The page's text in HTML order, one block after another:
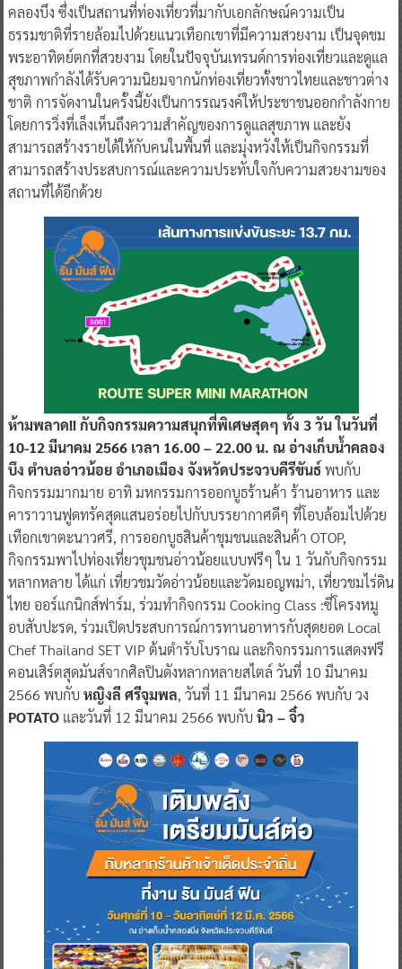
คลองบึง ซึ่งเป็นสถานที่ท่องเที่ยวที่มากับเอกลักษณ์ความเป็น
ธรรมชาติที่รายล้อมไปด้วยแนวเทือกเขาที่มีความสวยงาม เป็นจุดชม
พระอาทิตย์ตกที่สวยงาม โดยในปัจจุบันเทรนด์การท่องเที่ยวและดูแล
สุขภาพกำลังได้รับความนิยมจากนักท่องเที่ยวทั้งชาวไทยและชาวต่าง
ชาติ การจัดงานในครั้งนี้ยังเป็นการรณรงค์ให้ประชาชนออกกำลังกาย
โดยการวิ่งที่เล็งเห็นถึงความสำคัญของการดูแลสุขภาพ และยัง
สามารถสร้างรายได้ให้กับคนในพื้นที่ และมุ่งหวังให้เป็นกิจกรรมที่
สามารถสร้างประสบการณ์และความประทับใจกับความสวยงามของ
สถานที่ได้อีกด้วย
ห้ามพลาด!! กับกิจกรรมความสนุกที่พิเศษสุดๆ ทั้ง 3 วัน ในวันที่
10-12 มีนาคม 2566 เวลา 16.00 – 22.00 น. ณ อ่างเก็บน้ำคลอง
บึง ตำบลอ่าวน้อย อำเภอเมือง จังหวัดประจวบคีรีขันธ์พบกับ
กิจกรรมมากมาย อาทิ มหกรรมการออกบูธร้านค้า ร้านอาหาร และ
คาราวานฟูดทรัคสุดแสนอร่อยไปกับบรรยากาศดีๆ ที่โอบล้อมไปด้วย
เทือกเขาตะนาวศรี, การออกบูธสินค้าชุมชนและสินค้า OTOP,
กิจกรรมพาไปท่องเที่ยวชุมชนอ่าวน้อยแบบฟรีๆ ใน 1 วันกับกิจกรรม
หลากหลาย ได้แก่ เที่ยวชมวัดอ่าวน้อยและวัดมอญพม่า, เที่ยวชมไร่ดิน
ไทย ออร์แกนิกส์ฟาร์ม, ร่วมทำกิจกรรม Cooking Class :ซี่โครงหมู
อบสับปะรด, ร่วมเปิดประสบการณ์การทานอาหารกับสุดยอด Local
Chef Thailand SET VIP ต้นตำรับโบราณ และกิจกรรมการแสดงฟรี
คอนเสิร์ตสุดมันส์จากศิลปินดังหลากหลายสไตล์ วันที่ 10 มีนาคม
2566 พบกับ หญิงลี ศรีจุมพล, วันที่ 11 มีนาคม 2566 พบกับ วง
POTATOและวันที่ 12 มีนาคม 2566 พบกับ นิว – จิ๋ว